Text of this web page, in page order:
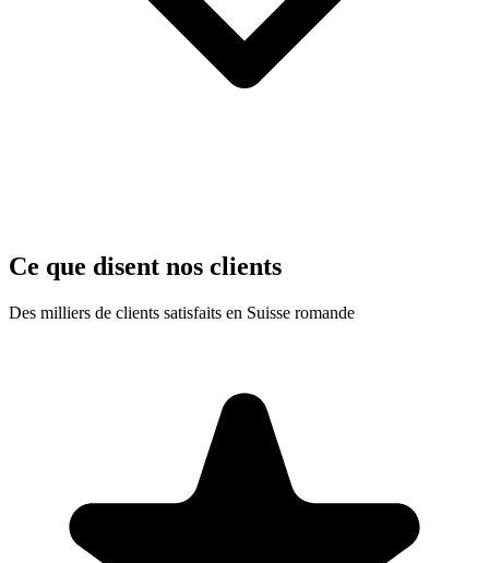
Ce que disent nos clients
Des milliers de clients satisfaits en Suisse romande